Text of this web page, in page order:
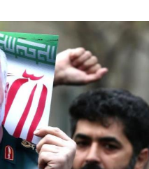
t.me/hispantvcanal